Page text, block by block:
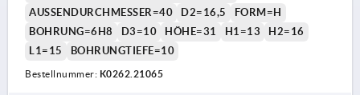
AUSSENDURCHMESSER=40
D2=16,5
FORM=H
BOHRUNG=6H8
D3=10 HÖHE=31 H1=13
H2=16
L1=15
BOHRUNGTIEFE=10
Bestellnummer: K0262.21065